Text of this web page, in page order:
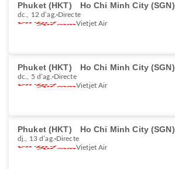
Phuket (HKT) Ho Chi Minh City (SGN)
dc., 12 d’ag. Directe
Vietjet Air
Phuket (HKT) Ho Chi Minh City (SGN)
dc., 5 d’ag. Directe
Vietjet Air
Phuket (HKT) Ho Chi Minh City (SGN)
dj., 13 d’ag. Directe
Vietjet Air